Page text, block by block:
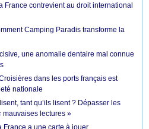
France contrevient au droit international
Camping Paradis transforme la
une anomalie dentaire mal connue
dans les ports français est
nationale
tant qu’ils lisent ? Dépasser les
mauvaises lectures »
France a une carte à jouer